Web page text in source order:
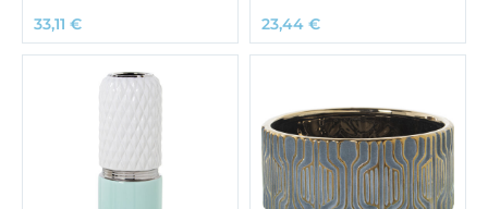
33,11 € 23,44 €